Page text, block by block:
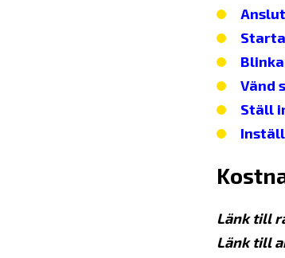
Vänd
Ställ
Länk till
Länk till